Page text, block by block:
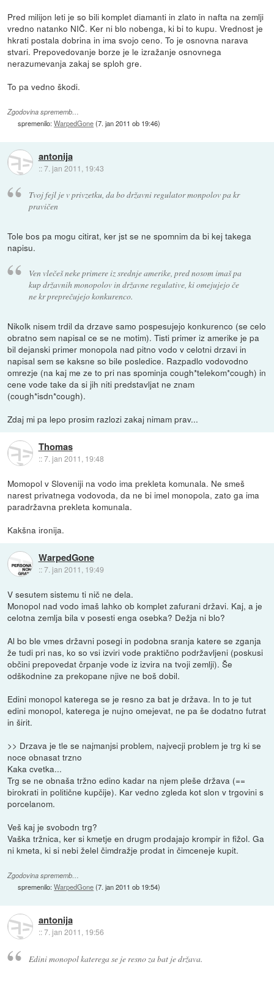
Pred milijon leti je so bili komplet diamanti in zlato in nafta na zemlji
vredno natanko NIČ. Ker ni blo nobenga, ki bi to kupu. Vrednost je
hkrati postala dobrina in ima svojo ceno. To je osnovna narava
stvari. Prepovedovanje borze je le izražanje osnovnega
nerazumevanja zakaj se sploh gre.
To pa vedno škodi.
Zgodovina sprememb…
spremenilo:WarpedGone(7. jan 2011 ob 19:46)
antonija
::7. jan 2011, 19:43
Tvoj fejl je v privzetku, da bo državni regulator monpolov pa kr
pravičen
Tole bos pa mogu citirat, ker jst se ne spomnim da bi kej takega
napisu.
Ven vlečeš neke primere iz srednje amerike, pred nosom imaš pa
kup državnih monopolov in državne regulative, ki omejujejo če
ne kr preprečujejo konkurenco.
Nikolk nisem trdil da drzave samo pospesujejo konkurenco (se celo
obratno sem napisal ce se ne motim). Tisti primer iz amerike je pa
bil dejanski primer monopola nad pitno vodo v celotni drzavi in
napisal sem se kaksne so bile posledice. Razpadlo vodovodno
omrezje (na kaj me ze to pri nas spominja cough*telekom*cough) in
cene vode take da si jih niti predstavljat ne znam
(cough*isdn*cough).
Zdaj mi pa lepo prosim razlozi zakaj nimam prav...
Thomas
::7. jan 2011, 19:48
Momopol v Sloveniji na vodo ima prekleta komunala. Ne smeš
narest privatnega vodovoda, da ne bi imel monopola, zato ga ima
paradržavna prekleta komunala.
Kakšna ironija.
WarpedGone
::7. jan 2011, 19:49
V sesutem sistemu ti nič ne dela.
Monopol nad vodo imaš lahko ob komplet zafurani državi. Kaj, a je
celotna zemlja bila v posesti enga osebka? Dežja ni blo?
Al bo ble vmes državni posegi in podobna sranja katere se zganja
že tudi pri nas, ko so vsi izviri vode praktično podržavljeni (poskusi
občini prepovedat črpanje vode iz izvira na tvoji zemlji). Še
odškodnine za prekopane njive ne boš dobil.
Edini monopol katerega se je resno za bat je država. In to je tut
edini monopol, katerega je nujno omejevat, ne pa še dodatno futrat
in širit.
>> Drzava je tle se najmanjsi problem, najvecji problem je trg ki se
noce obnasat trzno
Kaka cvetka...
Trg se ne obnaša tržno edino kadar na njem pleše država (==
birokrati in politične kupčije). Kar vedno zgleda kot slon v trgovini s
porcelanom.
Veš kaj je svobodn trg?
Vaška tržnica, ker si kmetje en drugm prodajajo krompir in fižol. Ga
ni kmeta, ki si nebi želel čimdražje prodat in čimceneje kupit.
Zgodovina sprememb…
spremenilo:WarpedGone(7. jan 2011 ob 19:54)
antonija
::7. jan 2011, 19:56
Edini monopol katerega se je resno za bat je država.